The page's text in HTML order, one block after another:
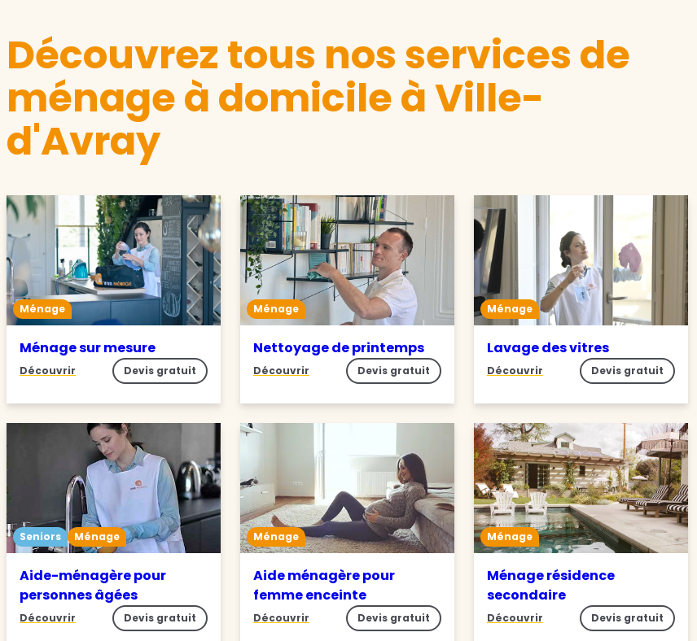
Découvrez tous nos services de
ménage à domicile à Ville-
d'Avray
Ménage
Ménage sur mesure
Découvrir Devis gratuit
Ménage
Nettoyage de printemps
Découvrir Devis gratuit
Ménage
Lavage des vitres
Découvrir Devis gratuit
Seniors Ménage
Aide-ménagère pour
personnes âgées
Découvrir Devis gratuit
Ménage
Aide ménagère pour
femme enceinte
Découvrir Devis gratuit
Ménage
Ménage résidence
secondaire
Découvrir Devis gratuit